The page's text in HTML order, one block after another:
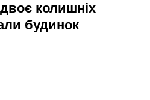
колишніх
будинок